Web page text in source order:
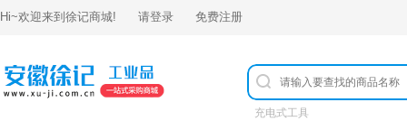
Hi~欢迎来到 徐记商城! 请登录 免费注册
充电式工具